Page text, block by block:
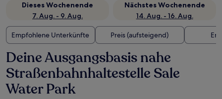
Dieses Wochenende
7. Aug. - 9. Aug.
Nächstes Wochenende
14. Aug. - 16. Aug.
Empfohlene Unterkünfte Preis (aufsteigend)
Deine Ausgangsbasis nahe
Straßenbahnhaltestelle Sale
Water Park